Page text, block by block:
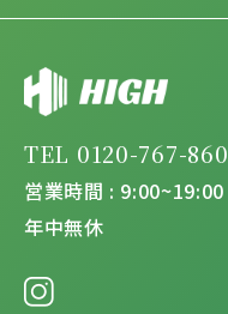
TEL 0120-767-860
営業時間 : 9:00~19:00
年中無休